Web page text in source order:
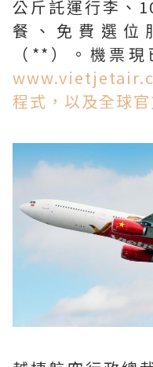
公斤託運行李、
餐、免費選位
（**）。機票
程式，以及全球